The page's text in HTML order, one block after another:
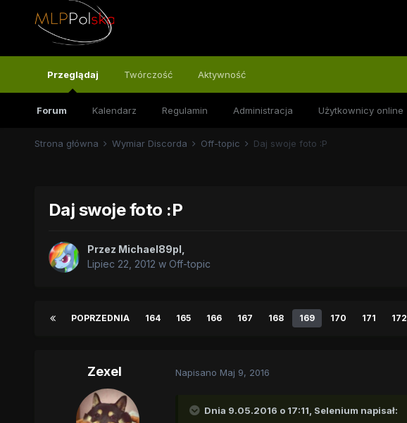
Przeglądaj
Forum Kalendarz Regulamin Administracja Użytkownicy online
Twórczość Aktywność
Strona główna Wymiar Discorda Off-topic Daj swoje foto :P
Daj swoje foto :P
Przez Michael89pl
Lipiec 22, 2012 w Off-topic
POPRZEDNIA 164 165 166 167 168 169 170 171 172
Zexel Napisano Maj 9, 2016
Dnia 9.05.2016 o 17:11, Selenium napisał: